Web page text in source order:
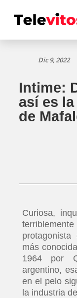
Dic 9, 2022
Intime:
así es
de
Curiosa,
más
1964 por
argentino,
en el pelo
la industria